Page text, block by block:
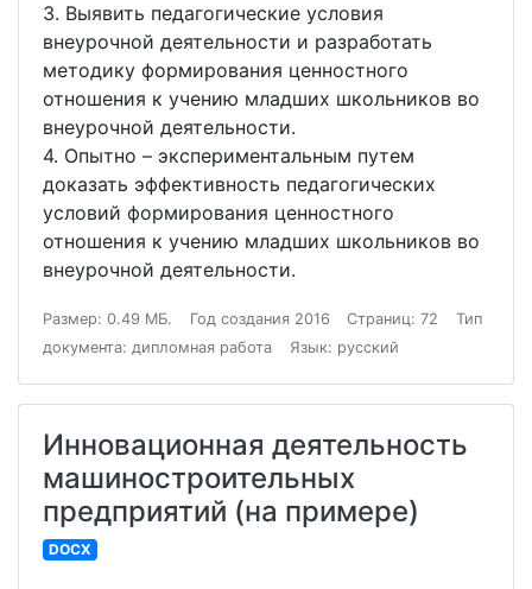
3. Выявить педагогические условия
внеурочной деятельности и разработать
методику формирования ценностного
отношения к учению младших школьников во
внеурочной деятельности.
4. Опытно – экспериментальным путем
доказать эффективность педагогических
условий формирования ценностного
отношения к учению младших школьников во
внеурочной деятельности.
Размер: 0.49 МБ. Год создания 2016 Страниц: 72
Тип
документа: дипломная работа
Язык: русский
Инновационная деятельность
машиностроительных
предприятий (на примере)
DOCX